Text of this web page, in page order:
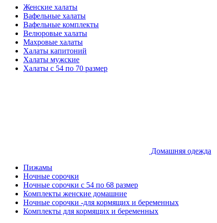
Женские халаты
Вафельные халаты
Вафельные комплекты
Велюровые халаты
Махровые халаты
Халаты капитоний
Халаты мужские
Халаты с 54 по 70 размер
Домашняя одежда
Пижамы
Ночные сорочки
Ночные сорочки с 54 по 68 размер
Комплекты женские домашние
Ночные сорочки -для кормящих и беременных
Комплекты для кормящих и беременных